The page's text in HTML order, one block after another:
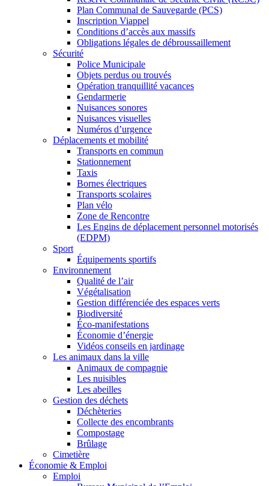
Plan Communal de Sauvegarde (PCS)
Inscription Viappel
Conditions d’accès aux massifs
Obligations légales de débroussaillement
Sécurité
Police Municipale
Objets perdus ou trouvés
Opération tranquillité vacances
Gendarmerie
Nuisances sonores
Nuisances visuelles
Numéros d’urgence
Déplacements et mobilité
Transports en commun
Stationnement
Taxis
Bornes électriques
Transports scolaires
Plan vélo
Zone de Rencontre
Les Engins de déplacement personnel motorisés
(EDPM)
Sport
Équipements sportifs
Environnement
Qualité de l’air
Végétalisation
Gestion différenciée des espaces verts
Biodiversité
Éco-manifestations
Économie d’énergie
Vidéos conseils en jardinage
Les animaux dans la ville
Animaux de compagnie
Les nuisibles
Les abeilles
Gestion des déchets
Déchèteries
Collecte des encombrants
Compostage
Brûlage
Cimetière
Économie & Emploi
Emploi